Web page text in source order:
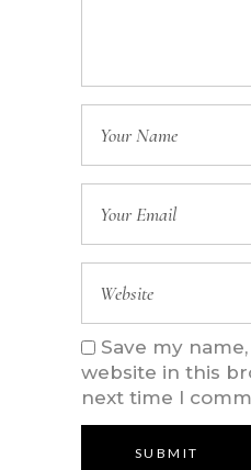
Save my
website in this
next time I
SUBMIT